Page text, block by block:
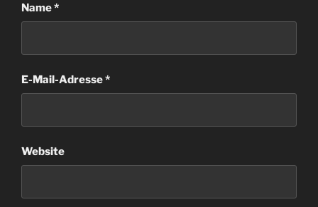
Name*
E-Mail-Adresse*
Website